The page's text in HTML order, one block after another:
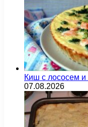
Киш с лососем и
07.08.2026